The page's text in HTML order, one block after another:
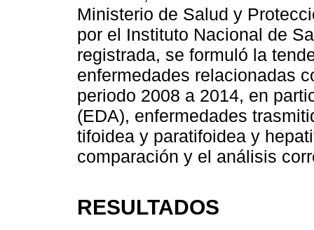
Ministerio de Salud y
por el Instituto Nacional de
registrada, se formuló la
enfermedades relacionadas
periodo 2008 a 2014, en
(EDA), enfermedades
tifoidea y paratifoidea y
comparación y el análisis
RESULTADOS